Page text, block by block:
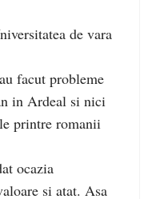
de vara
facut probleme
in Ardeal si nici
printre romanii
ocazia
si atat. Asa